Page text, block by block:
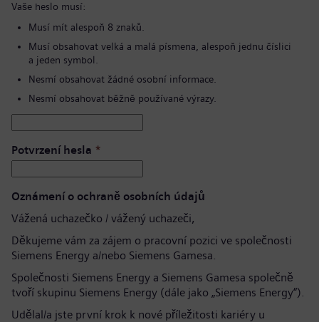
Vaše heslo musí:
Musí mít alespoň 8 znaků.
Musí obsahovat velká a malá písmena, alespoň jednu číslici
a jeden symbol.
Nesmí obsahovat žádné osobní informace.
Nesmí obsahovat běžně používané výrazy.
Potvrzení hesla *
Oznámení o ochraně osobních údajů
Vážená uchazečko / vážený uchazeči,
Děkujeme vám za zájem o pracovní pozici ve společnosti
Siemens Energy a/nebo Siemens Gamesa.
Společnosti Siemens Energy a Siemens Gamesa společně
tvoří skupinu Siemens Energy (dále jako „Siemens Energy“).
Udělal/a jste první krok k nové příležitosti kariéry u